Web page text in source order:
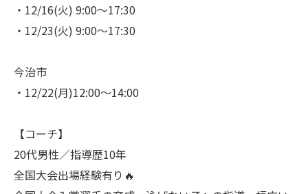
・12/16(火) 9:00〜17:30
・12/23(火) 9:00〜17:30
今治市
・12/22(月)12:00〜14:00
【コーチ】
20代男性／指導歴10年
全国大会出場経験有り🔥